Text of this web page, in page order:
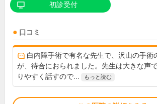
初診受付
口コミ
白内障手術で有名な先生で、沢山の手術
が、待合におられました。先生は大きな声
りやすく話すので...
もっと読む